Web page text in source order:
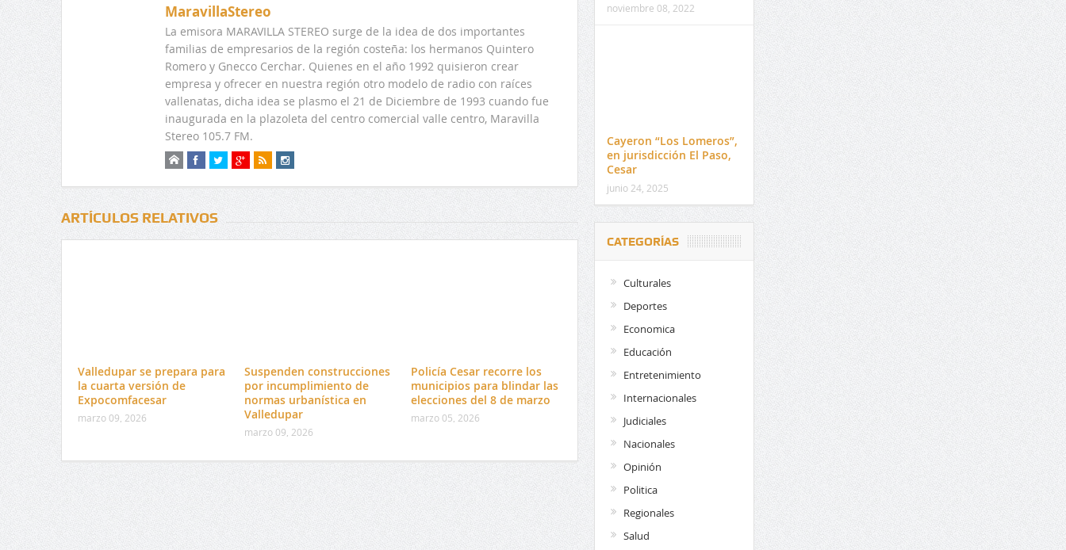
MaravillaStereo
La emisora MARAVILLA STEREO surge de la idea de dos importantes
familias de empresarios de la región costeña: los hermanos Quintero
Romero y Gnecco Cerchar. Quienes en el año 1992 quisieron crear
empresa y ofrecer en nuestra región otro modelo de radio con raíces
vallenatas, dicha idea se plasmo el 21 de Diciembre de 1993 cuando fue
inaugurada en la plazoleta del centro comercial valle centro, Maravilla
Stereo 105.7 FM.
ARTÍCULOS RELATIVOS
Valledupar se prepara para
la cuarta versión de
Expocomfacesar
marzo 09, 2026
Suspenden construcciones
por incumplimiento de
normas urbanística en
Valledupar
marzo 09, 2026
Policía Cesar recorre los
municipios para blindar las
elecciones del 8 de marzo
marzo 05, 2026
noviembre 08, 2022
Cayeron “Los Lomeros”,
en jurisdicción El Paso,
Cesar
junio 24, 2025
CATEGORÍAS
Culturales
Deportes
Economica
Educación
Entretenimiento
Internacionales
Judiciales
Nacionales
Opinión
Politica
Regionales
Salud